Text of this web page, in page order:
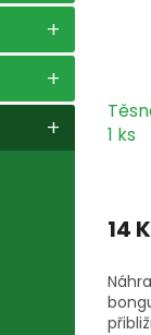
1 ks
14